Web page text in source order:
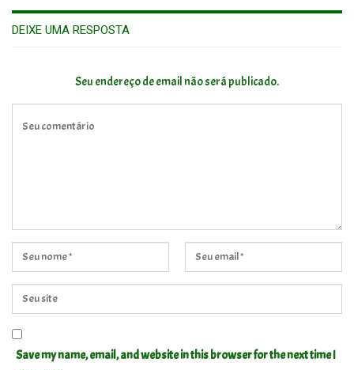
DEIXE UMA RESPOSTA
Seu endereço de email não será publicado.
Save my name, email, and website in this browser for the next time I